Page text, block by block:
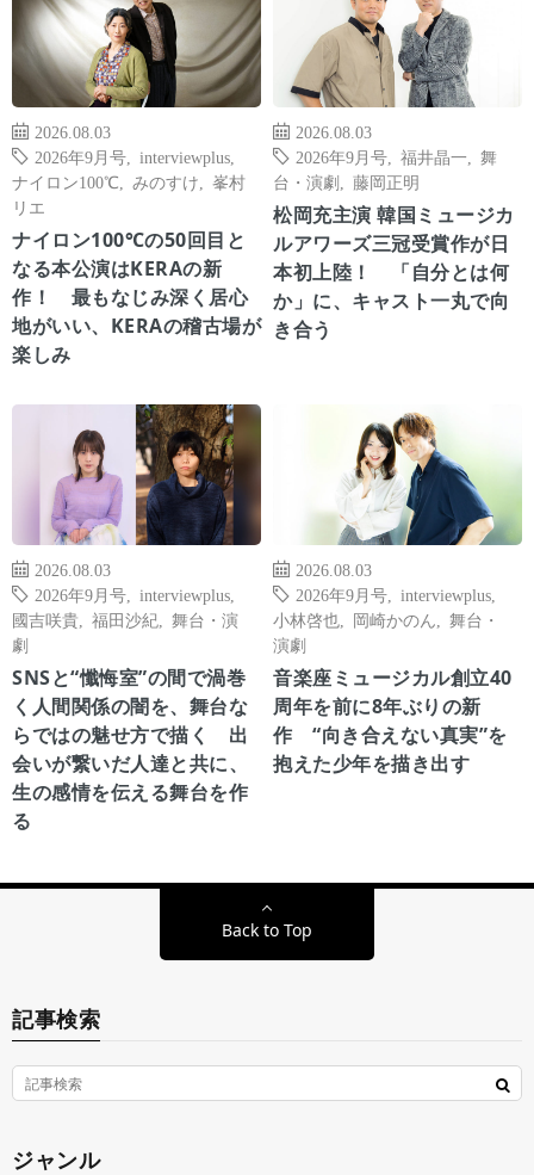
2026.08.03
2026年9月号
interviewplus
ナイロン100℃
みのすけ
峯村
リエ
ナイロン100℃の50回目と
なる本公演はKERAの新
作！ 最もなじみ深く居心
地がいい、KERAの稽古場が
楽しみ
2026.08.03
2026年9月号
福井晶一
舞
台・演劇
藤岡正明
松岡充主演 韓国ミュージカ
ルアワーズ三冠受賞作が日
本初上陸！ 「自分とは何
か」に、キャスト一丸で向
き合う
2026.08.03
2026年9月号
interviewplus
國吉咲貴
福田沙紀
舞台・演
劇
SNSと“懺悔室”の間で渦巻
く人間関係の闇を、舞台な
らではの魅せ方で描く 出
会いが繋いだ人達と共に、
生の感情を伝える舞台を作
る
2026.08.03
2026年9月号
interviewplus
小林啓也
岡崎かのん
舞台・
演劇
音楽座ミュージカル創立40
周年を前に8年ぶりの新
作 “向き合えない真実”を
抱えた少年を描き出す
Back to Top
記事検索
ジャンル